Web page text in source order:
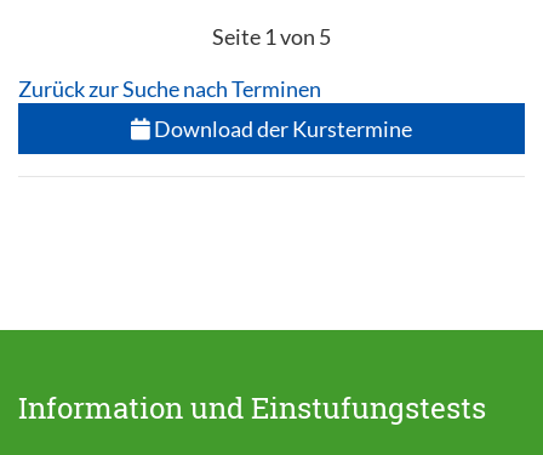
Seite 1 von 5
Zurück zur Suche nach Terminen
Download der Kurstermine
Information und Einstufungstests